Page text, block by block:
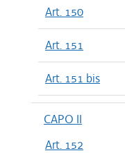
Art. 150
Art. 151
Art. 151 bis
CAPO II
Art. 152